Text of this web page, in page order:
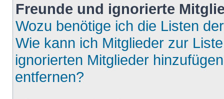
Freunde und ignorierte
Wozu benötige ich die Listen
Wie kann ich Mitglieder zur
ignorierten Mitglieder
entfernen?